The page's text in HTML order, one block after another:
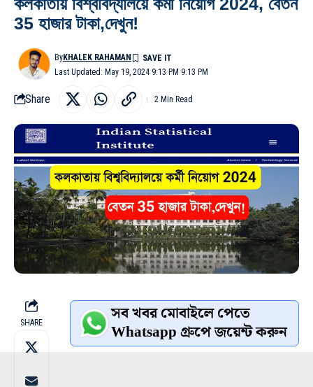
35 হাজার টাকা,দেখুন!
Last Updated: May 19, 2024 9:13 PM 9:13 PM
ByKHALEK RAHAMAN
Share 2 Min Read
SHARE সব খবর মোবাইলে পেতে
Whatsapp গ্রুপে জয়েন্ট করুন